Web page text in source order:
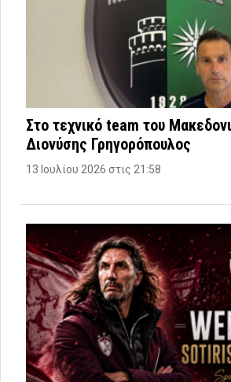
Στο τεχνικό team του
Διονύσης Γρηγορόπουλος
13 Ιουλίου 2026 στις 21:58